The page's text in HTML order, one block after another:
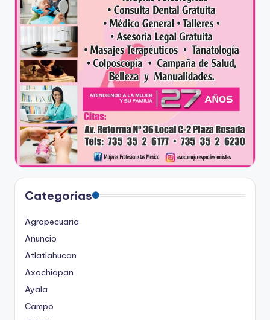
Categorias
Agropecuaria
Anuncio
Atlatlahucan
Axochiapan
Ayala
Campo